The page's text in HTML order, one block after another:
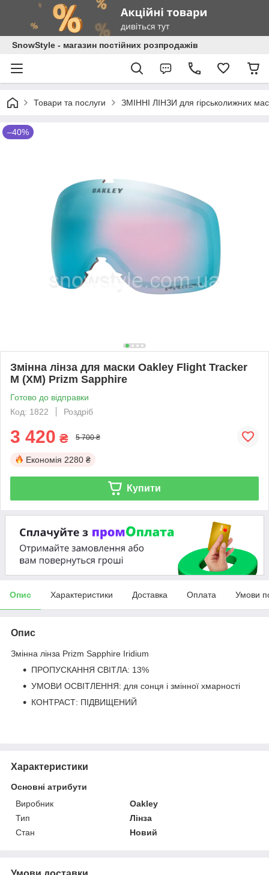
SnowStyle - магазин постійних розпродажів
Товари та послуги ЗМІННІ ЛІНЗИ для гірськолижних
–40%
Змінна лінза для маски Oakley Flight Tracker
M (XM) Prizm Sapphire
Готово до відправки
Код: 1822
Роздріб
3 420 ₴ 5 700 ₴
Економія 2280 ₴
Купити
Опис Характеристики Доставка Оплата Умови
Опис
Змінна лінза Prizm Sapphire Iridium
ПРОПУСКАННЯ СВІТЛА: 13%
УМОВИ ОСВІТЛЕННЯ: для сонця і змінної хмарності
КОНТРАСТ: ПІДВИЩЕНИЙ
Характеристики
Основні атрибути
Виробник
Oakley
Тип
Лінза
Стан
Новий